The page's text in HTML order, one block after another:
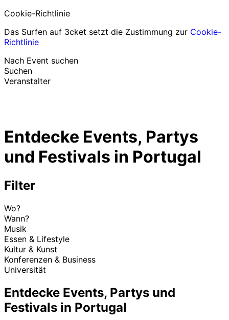
Cookie-Richtlinie
Das Surfen auf 3cket setzt die Zustimmung zur Cookie-
Richtlinie
Nach Event suchen
Suchen
Veranstalter
Hilfe für Teilnehmer Ich habe mein Ticket verloren
LoginEvent bewerben
Entdecke Events, Partys
und Festivals in Portugal
Filter
Wo?
Wann?
Musik
Essen & Lifestyle
Kultur & Kunst
Konferenzen & Business
Universität
Entdecke Events, Partys und
Festivals in Portugal